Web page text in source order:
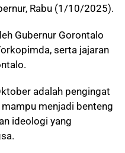
Rabu (1/10/2025).
Gubernur Gorontalo
serta jajaran
adalah pengingat
menjadi benteng
ideologi yang